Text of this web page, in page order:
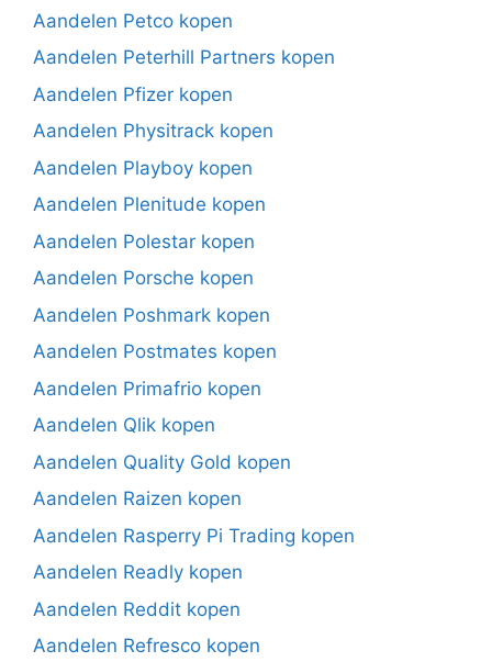
Aandelen Petco kopen
Aandelen Peterhill Partners kopen
Aandelen Pfizer kopen
Aandelen Physitrack kopen
Aandelen Playboy kopen
Aandelen Plenitude kopen
Aandelen Polestar kopen
Aandelen Porsche kopen
Aandelen Poshmark kopen
Aandelen Postmates kopen
Aandelen Primafrio kopen
Aandelen Qlik kopen
Aandelen Quality Gold kopen
Aandelen Raizen kopen
Aandelen Rasperry Pi Trading kopen
Aandelen Readly kopen
Aandelen Reddit kopen
Aandelen Refresco kopen